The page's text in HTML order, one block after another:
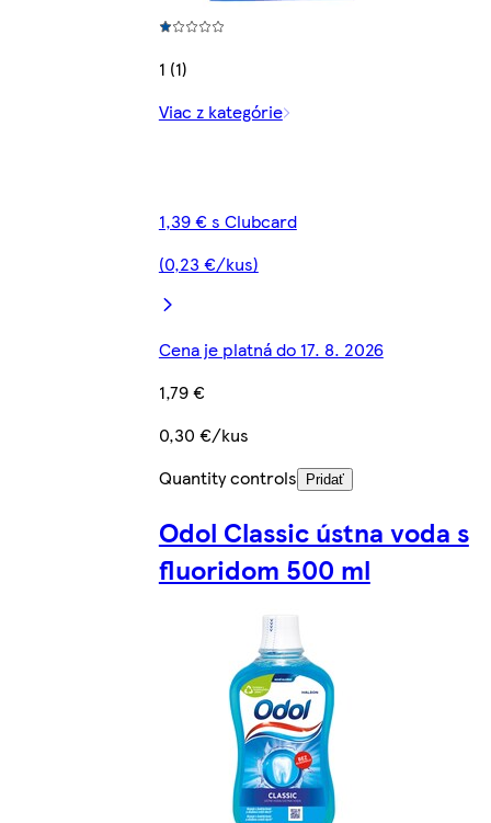
1 (1)
Viac z kategórie
1,39 € s Clubcard
(0,23 €/kus)
Cena je platná do 17. 8. 2026
1,79 €
0,30 €/kus
Quantity controls
Pridať
Odol Classic ústna voda s
fluoridom 500 ml